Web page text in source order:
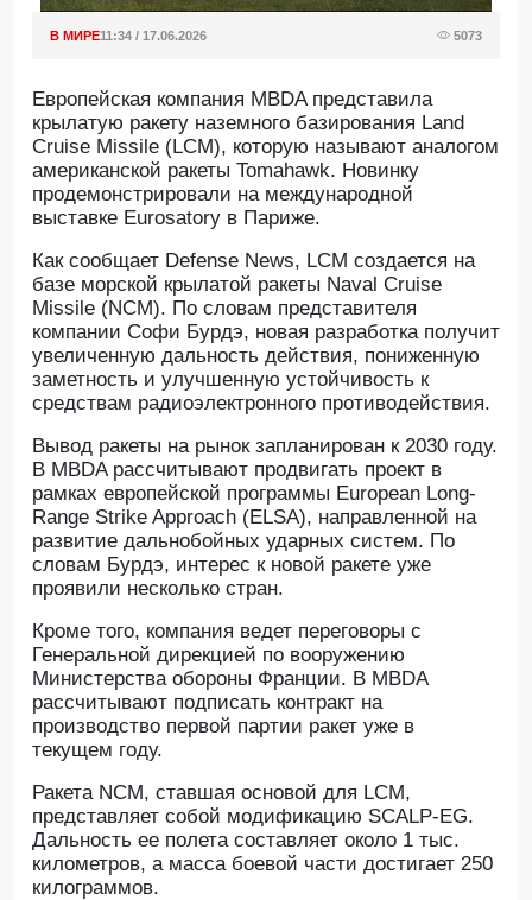
В МИРЕ11:34 / 17.06.2026 5073
Европейская компания MBDA представила
крылатую ракету наземного базирования Land
Cruise Missile (LCM), которую называют аналогом
американской ракеты Tomahawk. Новинку
продемонстрировали на международной
выставке Eurosatory в Париже.
Как сообщает Defense News, LCM создается на
базе морской крылатой ракеты Naval Cruise
Missile (NCM). По словам представителя
компании Софи Бурдэ, новая разработка получит
увеличенную дальность действия, пониженную
заметность и улучшенную устойчивость к
средствам радиоэлектронного противодействия.
Вывод ракеты на рынок запланирован к 2030 году.
В MBDA рассчитывают продвигать проект в
рамках европейской программы European Long-
Range Strike Approach (ELSA), направленной на
развитие дальнобойных ударных систем. По
словам Бурдэ, интерес к новой ракете уже
проявили несколько стран.
Кроме того, компания ведет переговоры с
Генеральной дирекцией по вооружению
Министерства обороны Франции. В MBDA
рассчитывают подписать контракт на
производство первой партии ракет уже в
текущем году.
Ракета NCM, ставшая основой для LCM,
представляет собой модификацию SCALP-EG.
Дальность ее полета составляет около 1 тыс.
километров, а масса боевой части достигает 250
килограммов.